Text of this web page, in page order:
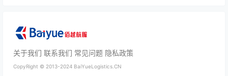
关于我们 联系我们 常见问题 隐私政策
CopyRight © 2013-2024 BaiYueLogistics.CN